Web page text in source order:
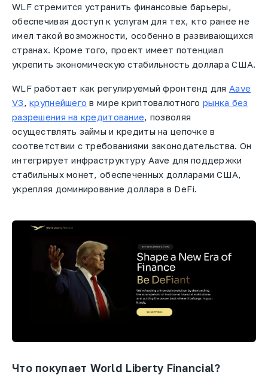
WLF стремится устранить финансовые барьеры,
обеспечивая доступ к услугам для тех, кто ранее не
имел такой возможности, особенно в развивающихся
странах. Кроме того, проект имеет потенциал
укрепить экономическую стабильность доллара США.
WLF работает как регулируемый фронтенд дляAave
V3,крупнейшего в мире криптовалютного рынка без
разрешения на кредитование, позволяя
осуществлять займы и кредиты на цепочке в
соответствии с требованиями законодательства. Он
интегрирует инфраструктуру Aave для поддержки
стабильных монет, обеспеченных долларами США,
укрепляя доминирование доллара в DeFi.
Что покупает World Liberty Financial?